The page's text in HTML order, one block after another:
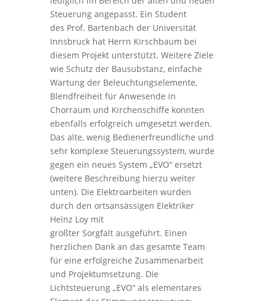
Steuerung angepasst. Ein Student
des Prof. Bartenbach der Universität
Innsbruck hat Herrn Kirschbaum bei
diesem Projekt unterstützt. Weitere Ziele
wie Schutz der Bausubstanz, einfache
Wartung der Beleuchtungselemente,
Blendfreiheit für Anwesende in
Chorraum und Kirchenschiffe konnten
ebenfalls erfolgreich umgesetzt werden.
Das alte, wenig Bedienerfreundliche und
sehr komplexe Steuerungssystem, wurde
gegen ein neues System „EVO“ ersetzt
(weitere Beschreibung hierzu weiter
unten). Die Elektroarbeiten wurden
durch den ortsansässigen Elektriker
Heinz Loy mit
größter Sorgfalt ausgeführt. Einen
herzlichen Dank an das gesamte Team
für eine erfolgreiche Zusammenarbeit
und Projektumsetzung. Die
Lichtsteuerung „EVO“ als elementares